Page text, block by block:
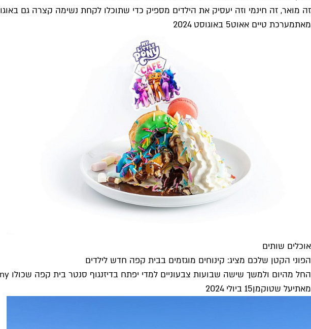
זה מואר, זה חינמי וזה יעסיק את הילדים מספיק כדי שתוכלו לקחת נשימה קצרה גם
מאתמערכת טיים אאוט5 באוגוסט 2024
אוכלים שותים
הפוני הקטן שלכם מציג: קינוחים מוגזמים בבית קפה חדש לילדים
החל מהיום ולמשך שישה שבועות צבעוניים למדי יפתח בדיזנגוף סנטר בית קפה שכולו My little pony, עם מנות שעוצבו בהשראת הסדרה,...
מאתיעל שטוקמן15 ביולי 2024